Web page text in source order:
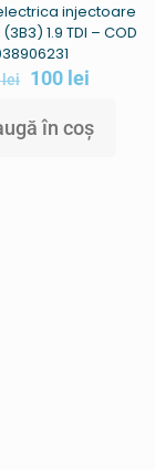
injectoare
1.9 TDI – COD
lei 100 lei
în coș